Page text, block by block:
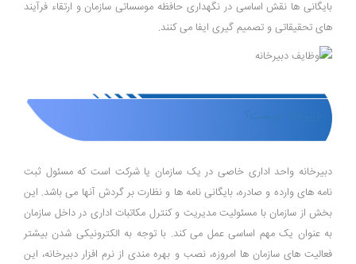
بایگانی‌ ها نقش اساسی در نگهداری حافظه موسساتی سازمان و ارتقاء فرآیند
های تحقیقاتی و تصمیم ‌گیری ایفا می ‌کنند.
دبیرخانه چیست؟
دبیرخانه واحد اداری خاصی در یک سازمان یا شرکت است که مسئول ثبت
نامه ‌های وارده و صادره، بایگانی نامه ‌ها و نظارت بر گردش آنها می ‌باشد. این
بخش از سازمان با مسئولیت مدیریت و کنترل مکاتبات اداری در داخل سازمان
به‌ عنوان یک مهم اساسی عمل می‌ کند. با توجه به الکترونیکی شدن بیشتر
فعالیت‌ های سازمان ‌ها امروزه، نصب و بهره ‌مندی از نرم ‌افزار دبیرخانه، این